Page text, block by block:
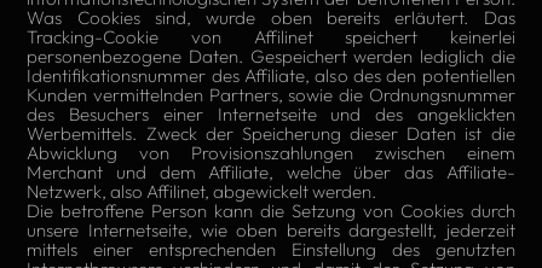
Was Cookies sind, wurde oben bereits erläutert. Das
Tracking-Cookie von Affilinet speichert keinerlei
personenbezogene Daten. Gespeichert werden lediglich die
Identifikationsnummer des Affiliate, also des den potentiellen
Kunden vermittelnden Partners, sowie die Ordnungsnummer
des Besuchers einer Internetseite und des angeklickten
Werbemittels. Zweck der Speicherung dieser Daten ist die
Abwicklung von Provisionszahlungen zwischen einem
Merchant und dem Affiliate, welche über das Affiliate-
Netzwerk, also Affilinet, abgewickelt werden.
Die betroffene Person kann die Setzung von Cookies durch
unsere Internetseite, wie oben bereits dargestellt, jederzeit
mittels einer entsprechenden Einstellung des genutzten